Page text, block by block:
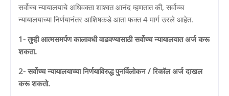
सर्वोच्च न्यायालयाचे अधिवक्ता शाश्वत आनंद म्हणतात की, सर्वोच्च
न्यायालयाच्या निर्णयानंतर आशिषकडे आता फक्त 4 मार्ग उरले आहेत.
1- तुम्ही आत्मसमर्पण कालावधी वाढवण्यासाठी सर्वोच्च न्यायालयात अर्ज करू
शकता.
2- सर्वोच्च न्यायालयाच्या निर्णयाविरुद्ध पुनर्विलोकन / रिकॉल अर्ज दाखल
करू शकतो.